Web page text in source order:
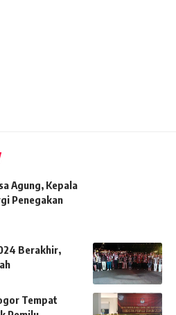
Agung, Kepala
Penegakan
Berakhir,
Tempat